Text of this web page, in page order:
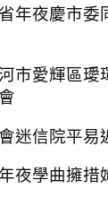
夜慶市委
愛輝區璦
信院平易
學曲擁措